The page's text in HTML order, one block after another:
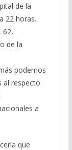
de la
22 horas.
62,
de la
podemos
al respecto
a
que